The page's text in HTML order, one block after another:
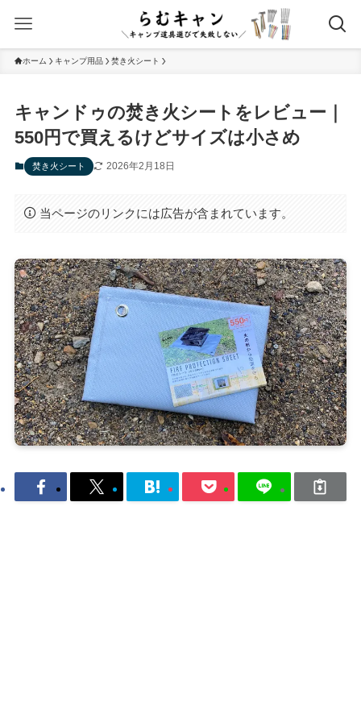
ホーム キャンプ用品 焚き火シート
キャンドゥの焚き火シートをレビュー｜
550円で買えるけどサイズは小さめ
焚き火シート 2026年2月18日
当ページのリンクには広告が含まれています。